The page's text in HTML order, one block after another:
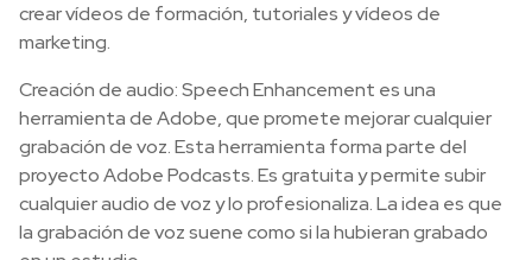
crear vídeos de formación, tutoriales y vídeos de
marketing.
Creación de audio: Speech Enhancement es una
herramienta de Adobe, que promete mejorar cualquier
grabación de voz. Esta herramienta forma parte del
proyecto Adobe Podcasts. Es gratuita y permite subir
cualquier audio de voz y lo profesionaliza. La idea es que
la grabación de voz suene como si la hubieran grabado